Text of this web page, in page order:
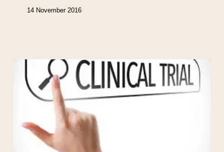
14 November 2016